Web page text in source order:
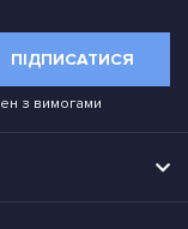
ПІДПИСАТИСЯ
з вимогами